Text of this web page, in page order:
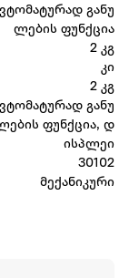
განუ
ლების ფუნქცია
2 კგ
კი
2 კგ
განუ
ფუნქცია, დ
ისპლეი
30102
მექანიკური